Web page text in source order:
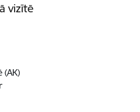
vizītē
(AK)